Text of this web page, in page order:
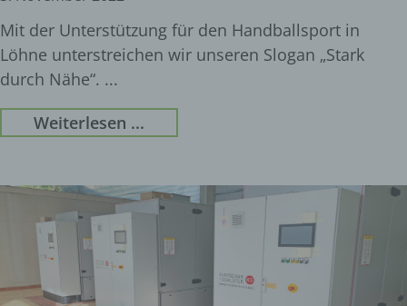
Mit der Unterstützung für den Handballsport in
Löhne unterstreichen wir unseren Slogan „Stark
durch Nähe“.
Weiterlesen ...